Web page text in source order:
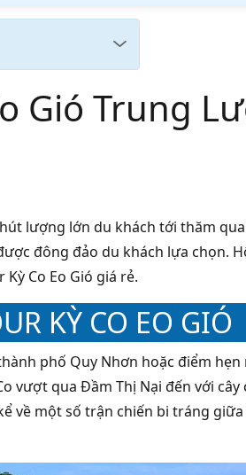
Gió Trung
lượng lớn du khách tới thăm
đông đảo du khách lựa chọn.
Co Eo Gió giá rẻ.
KỲ CO EO GIÓ
phố Quy Nhơn hoặc điểm
vượt qua Đầm Thị Nại đến với
về một số trận chiến bi tráng